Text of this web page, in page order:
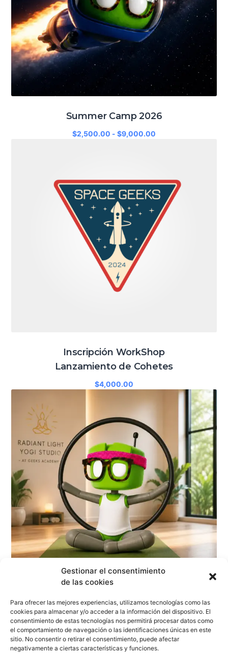
Gestionar el consentimiento
de las cookies
Para ofrecer las mejores experiencias, utilizamos tecnologías como las
cookies para almacenar y/o acceder a la información del dispositivo. El
consentimiento de estas tecnologías nos permitirá procesar datos como
el comportamiento de navegación o las identificaciones únicas en este
sitio. No consentir o retirar el consentimiento, puede afectar
negativamente a ciertas características y funciones.
Summer Camp 2026
$2,500.00 - $9,000.00
hasta
$9,000.00
variantes.
Las
opciones
se
pueden
elegir
en
la
página
de
producto
Inscripción WorkShop
Lanzamiento de Cohetes
$4,000.00
Aerokids Camp 2026
$2,500.00 -$7,000.00Rango
de
precios:
desde
Este
producto
tiene